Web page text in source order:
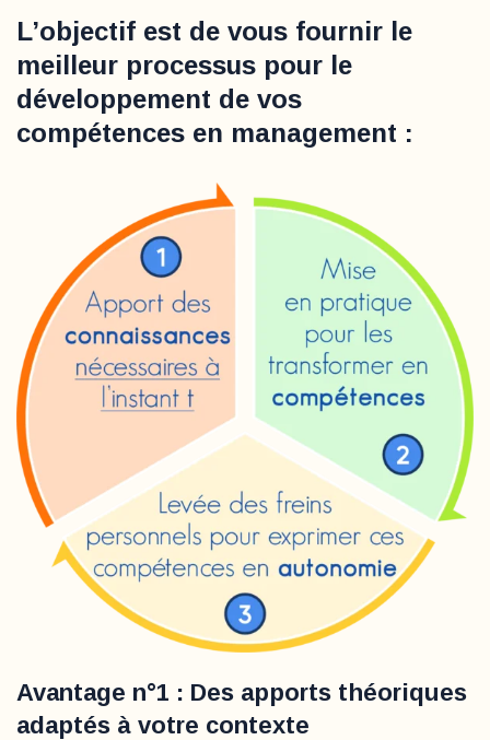
L’objectif est de vous fournir le
meilleur processus pour le
développement de vos
compétences en management :
Avantage n°1 : Des apports théoriques
adaptés à votre contexte